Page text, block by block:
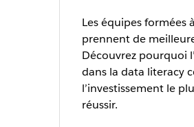
Les équipes formées
prennent de
Découvrez pourquoi
dans la data literacy
l’investissement le
réussir.